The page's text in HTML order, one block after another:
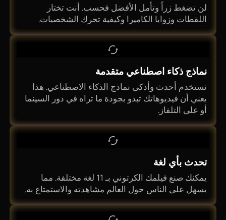
لن تضغط زراً وتأمل الأفضل فحسب. أنت تختار
اللقطات وزوايا الكاميرا وكيفية تحرك الشخصيات.
نماذج ذكاء اصطناعي متقدمة
نستخدم أحدث وأذكى نماذج الذكاء الاصطناعي. هذا
يعني أن فيديوهاتك تبدو بجودة ما تراه في دور السينما
أو على التلفاز.
تحدث بأي لغة
يمكنك صنع فيلمك الكرتوني بـ 11 لغة مختلفة. مما
يسهل على الناس حول العالم مشاهدته والاستمتاع به.